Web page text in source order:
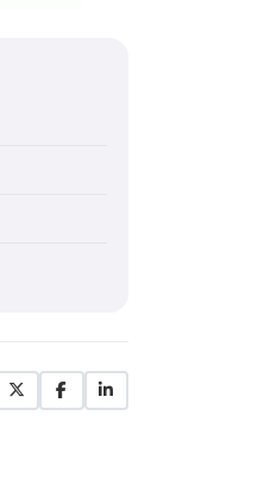
X / Twitter
Facebook
LinkedIn